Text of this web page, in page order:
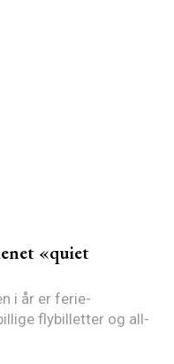
«quiet
i år er ferie-
flybilletter og all-